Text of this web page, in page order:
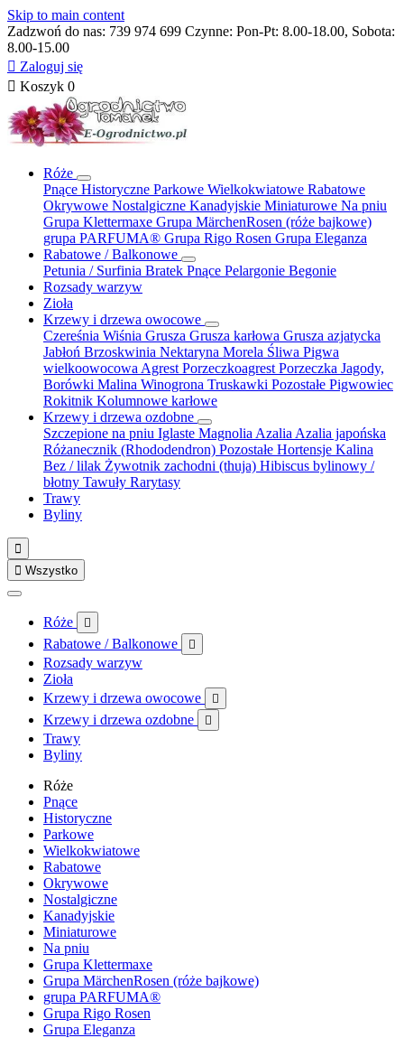
Skip to main content
Zadzwoń do nas: 739 974 699 Czynne: Pon-Pt: 8.00-18.00, Sobota:
8.00-15.00
 Zaloguj się
 Koszyk 0
Róże
Pnące Historyczne Parkowe Wielkokwiatowe Rabatowe
Okrywowe Nostalgiczne Kanadyjskie Miniaturowe Na pniu
Grupa Klettermaxe Grupa MärchenRosen (róże bajkowe)
grupa PARFUMA® Grupa Rigo Rosen Grupa Eleganza
Rabatowe / Balkonowe
Petunia / Surfinia Bratek Pnące Pelargonie Begonie
Rozsady warzyw
Zioła
Krzewy i drzewa owocowe
Czereśnia Wiśnia Grusza Grusza karłowa Grusza azjatycka
Jabłoń Brzoskwinia Nektaryna Morela Śliwa Pigwa
wielkoowocowa Agrest Porzeczkoagrest Porzeczka Jagody,
Borówki Malina Winogrona Truskawki Pozostałe Pigwowiec
Rokitnik Kolumnowe karłowe
Krzewy i drzewa ozdobne
Szczepione na pniu Iglaste Magnolia Azalia Azalia japońska
Różanecznik (Rhododendron) Pozostałe Hortensje Kalina
Bez / lilak Żywotnik zachodni (thuja) Hibiscus bylinowy /
błotny Tawuły Rarytasy
Trawy
Byliny

 Wszystko
Róże 
Rabatowe / Balkonowe 
Rozsady warzyw
Zioła
Krzewy i drzewa owocowe

Krzewy i drzewa ozdobne 
Trawy
Byliny
Róże
Pnące
Historyczne
Parkowe
Wielkokwiatowe
Rabatowe
Okrywowe
Nostalgiczne
Kanadyjskie
Miniaturowe
Na pniu
Grupa Klettermaxe
Grupa MärchenRosen (róże bajkowe)
grupa PARFUMA®
Grupa Rigo Rosen
Grupa Eleganza